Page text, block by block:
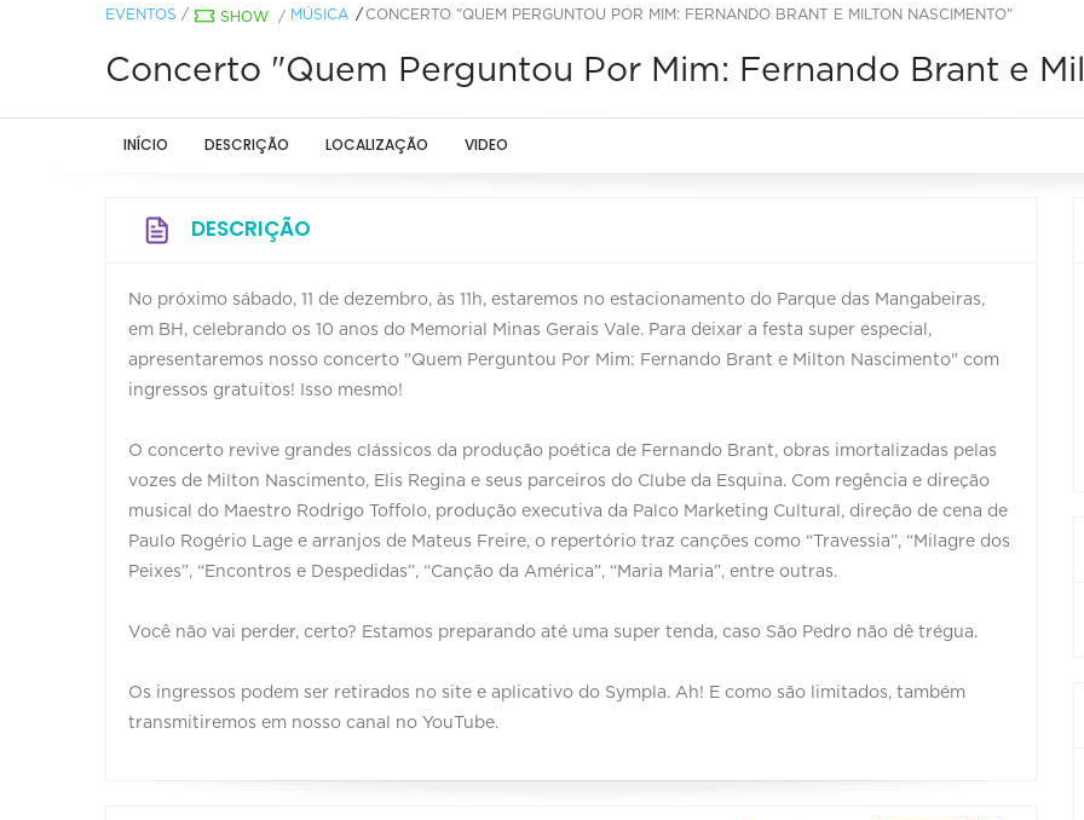
EVENTOS / SHOW / MÚSICA CONCERTO "QUEM PERGUNTOU POR MIM: FERNANDO BRANT E MILTON NASCIMENTO"
Concerto "Quem Perguntou Por Mim: Fernando Brant e
INÍCIO DESCRIÇÃO LOCALIZAÇÃO VIDEO
DESCRIÇÃO
No próximo sábado, 11 de dezembro, às 11h, estaremos no estacionamento do Parque das Mangabeiras,
em BH, celebrando os 10 anos do Memorial Minas Gerais Vale. Para deixar a festa super especial,
apresentaremos nosso concerto "Quem Perguntou Por Mim: Fernando Brant e Milton Nascimento" com
ingressos gratuitos! Isso mesmo!
O concerto revive grandes clássicos da produção poética de Fernando Brant, obras imortalizadas pelas
vozes de Milton Nascimento, Elis Regina e seus parceiros do Clube da Esquina. Com regência e direção
musical do Maestro Rodrigo Toffolo, produção executiva da Palco Marketing Cultural, direção de cena de
Paulo Rogério Lage e arranjos de Mateus Freire, o repertório traz canções como “Travessia”, “Milagre dos
Peixes”, “Encontros e Despedidas”, “Canção da América”, “Maria Maria”, entre outras.
Você não vai perder, certo? Estamos preparando até uma super tenda, caso São Pedro não dê trégua.
Os ingressos podem ser retirados no site e aplicativo do Sympla. Ah! E como são limitados, também
transmitiremos em nosso canal no YouTube.